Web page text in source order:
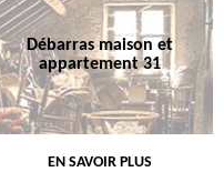
Débarras maison et
appartement 31
EN SAVOIR PLUS